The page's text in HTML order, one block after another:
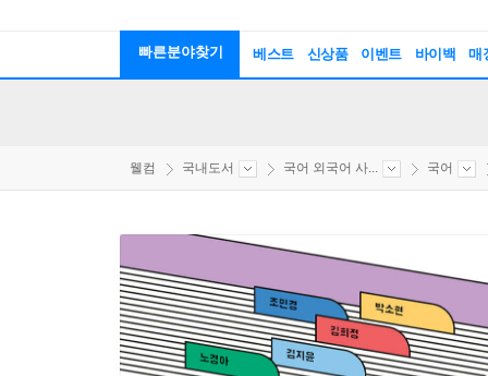
빠른분야찾기 베스트 신상품 이벤트 바이백 매
웰컴 국내도서 국어 외국어 사... 국어